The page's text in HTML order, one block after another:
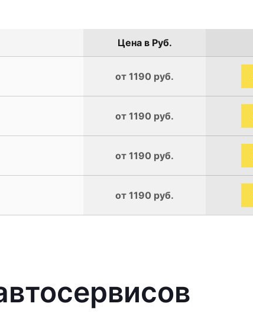
Цена в Руб.
от 1190 руб.
от 1190 руб.
от 1190 руб.
от 1190 руб.